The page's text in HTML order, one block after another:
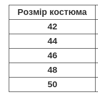
Розмір костюма
42
44
46
48
50